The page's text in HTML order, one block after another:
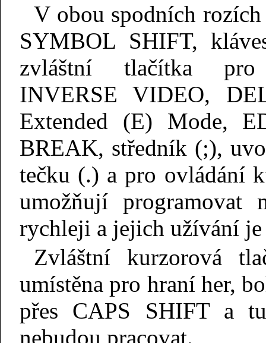
V obou spodních
SYMBOL SHIFT,
zvláštní tlačítka
INVERSE VIDEO,
Extended (E) Mode,
BREAK, středník (;),
tečku (.) a pro ovládání
umožňují programovat
rychleji a jejich užívání
Zvláštní kurzorová
umístěna pro hraní her,
přes CAPS SHIFT a
nebudou pracovat.